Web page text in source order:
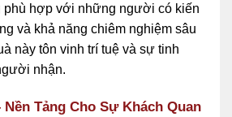
phù hợp với những người có kiến
và khả năng chiêm nghiệm sâu
này tôn vinh trí tuệ và sự tinh
nhận.
Nền Tảng Cho Sự Khách Quan